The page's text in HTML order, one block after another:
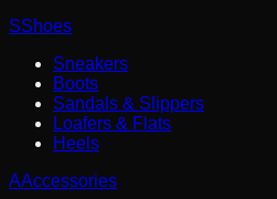
SShoes
Sneakers
Boots
Sandals & Slippers
Loafers & Flats
Heels
AAccessories